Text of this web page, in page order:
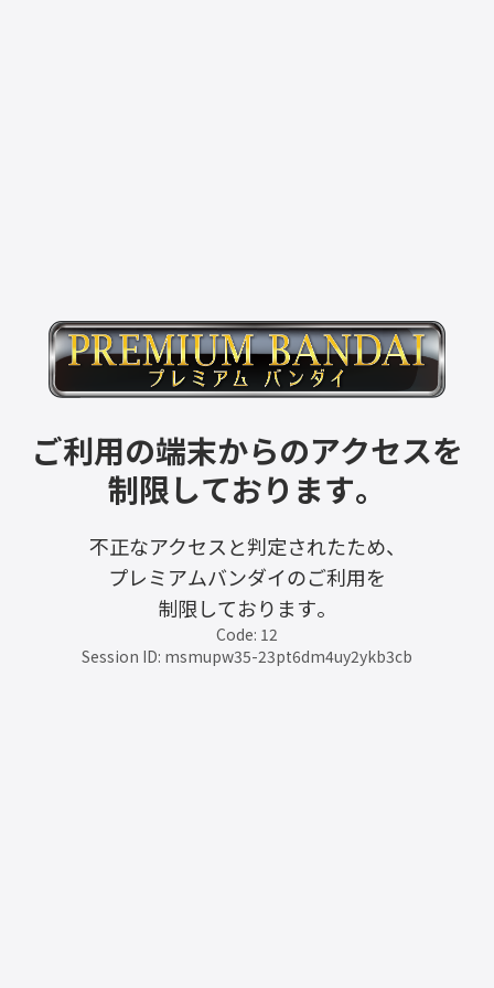
ご利用の端末からのアクセスを
制限しております。
不正なアクセスと判定されたため、
プレミアムバンダイのご利用を
制限しております。
Code: 12
Session ID: msmupw35-23pt6dm4uy2ykb3cb